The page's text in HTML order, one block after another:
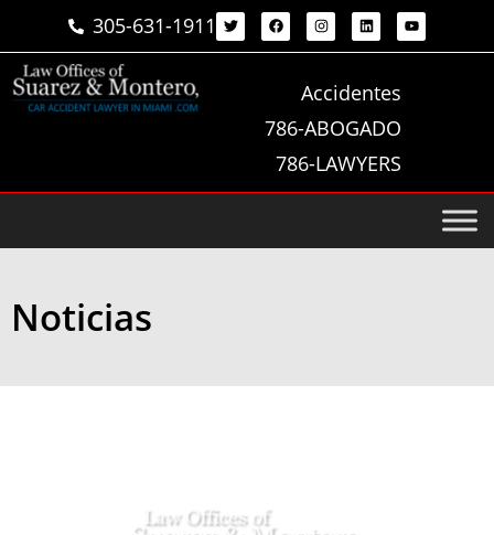
305-631-1911
Accidentes
786-ABOGADO
786-LAWYERS
Noticias